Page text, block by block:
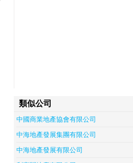
類似公司
中國商業地產協會有限公司
中海地產發展集團有限公司
中海地產發展有限公司